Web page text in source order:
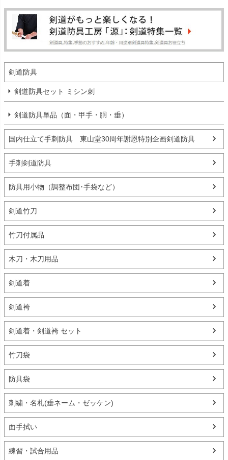
剣道防具
剣道防具セット ミシン刺
剣道防具単品（面・甲手・胴・垂）
国内仕立て手刺防具 東山堂30周年謝恩特別企画剣道防具
手刺剣道防具
防具用小物（調整布団･手袋など）
剣道竹刀
竹刀付属品
木刀・木刀用品
剣道着
剣道袴
剣道着・剣道袴 セット
竹刀袋
防具袋
刺繍・名札(垂ネーム・ゼッケン)
面手拭い
練習・試合用品